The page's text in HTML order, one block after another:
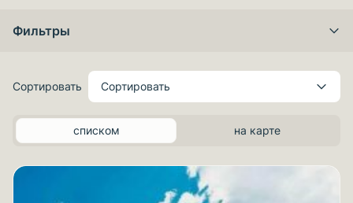
Фильтры
Сортировать Сортировать
списком на карте